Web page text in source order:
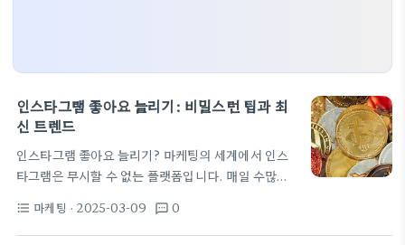
인스타그램 좋아요 늘리기: 비밀스런 팁과 최
신 트렌드
인스타그램 좋아요 늘리기? 마케팅의 세계에서 인스
타그램은 무시할 수 없는 플랫폼입니다. 매일 수많은
그렇다면 인스타그램 좋아요 늘리기는 어떻게 할까
요?
많은 이들이 인스타그램 팔로워 늘리기에 고민
format_list_bulleted 마케팅 · 2025-03-09 textsms 0